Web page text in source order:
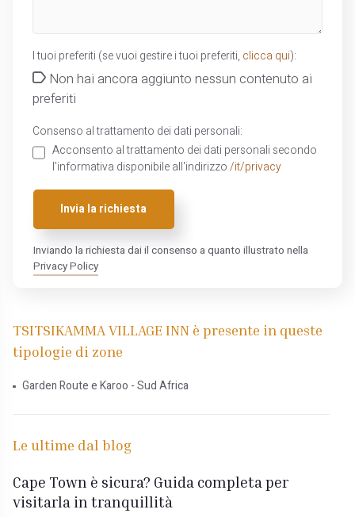
I tuoi preferiti (se vuoi gestire i tuoi preferiti, clicca qui):
Non hai ancora aggiunto nessun contenuto ai
preferiti
Consenso al trattamento dei dati personali:
Acconsento al trattamento dei dati personali secondo
l'informativa disponibile all'indirizzo /it/privacy
Invia la richiesta
Inviando la richiesta dai il consenso a quanto illustrato nella
Privacy Policy
TSITSIKAMMA VILLAGE INN è presente in queste
tipologie di zone
Garden Route e Karoo - Sud Africa
Le ultime dal blog
Cape Town è sicura? Guida completa per
visitarla in tranquillità